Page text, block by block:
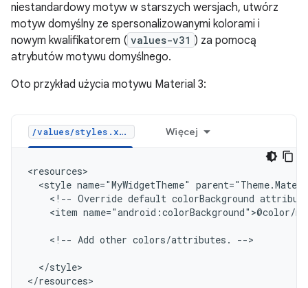
niestandardowy motyw w starszych wersjach, utwórz
motyw domyślny ze spersonalizowanymi kolorami i
nowym kwalifikatorem ( values-v31 ) za pomocą
atrybutów motywu domyślnego.
Oto przykład użycia motywu Material 3:
/values/styles.xml Więcej
<style name="MyWidgetTheme"
<!-- Override default colorBackground
<item name="android:colorBackground">@color/
<!-- Add other colors/attributes. -->
</style>